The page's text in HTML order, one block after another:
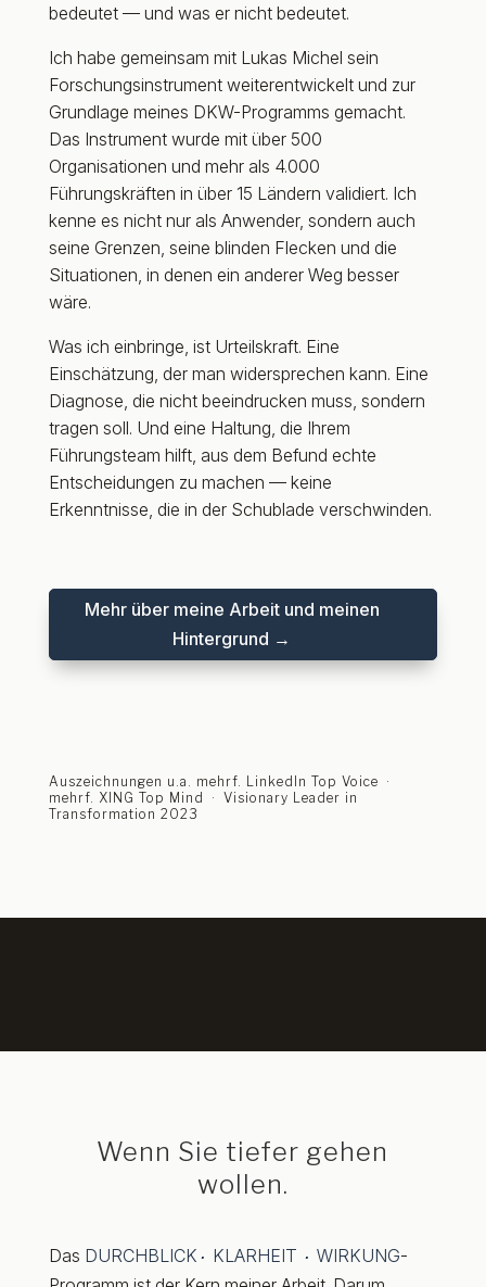
bedeutet — und was er nicht bedeutet.
Ich habe gemeinsam mit Lukas Michel sein
Forschungsinstrument weiterentwickelt und zur
Grundlage meines DKW-Programms gemacht.
Das Instrument wurde mit über 500
Organisationen und mehr als 4.000
Führungskräften in über 15 Ländern validiert. Ich
kenne es nicht nur als Anwender, sondern auch
seine Grenzen, seine blinden Flecken und die
Situationen, in denen ein anderer Weg besser
wäre.
Was ich einbringe, ist Urteilskraft. Eine
Einschätzung, der man widersprechen kann. Eine
Diagnose, die nicht beeindrucken muss, sondern
tragen soll. Und eine Haltung, die Ihrem
Führungsteam hilft, aus dem Befund echte
Entscheidungen zu machen — keine
Erkenntnisse, die in der Schublade verschwinden.
Mehr über meine Arbeit und meinen
Hintergrund →
Auszeichnungen u.a. mehrf. LinkedIn Top Voice ·
mehrf. XING Top Mind · Visionary Leader in
Transformation 2023
Wenn Sie tiefer gehen
wollen.
Das DURCHBLICK · KLARHEIT · WIRKUNG-